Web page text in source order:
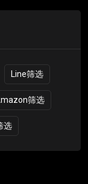
Line筛选
筛选
选